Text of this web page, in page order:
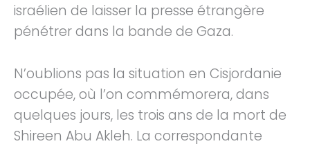
israélien de laisser la presse étrangère
pénétrer dans la bande de Gaza.
N’oublions pas la situation en Cisjordanie
occupée, où l’on commémorera, dans
quelques jours, les trois ans de la mort de
Shireen Abu Akleh. La correspondante